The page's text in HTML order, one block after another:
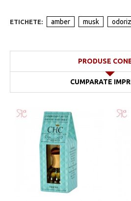
ETICHETE: amber musk
PRODUSE
CUMPARATE